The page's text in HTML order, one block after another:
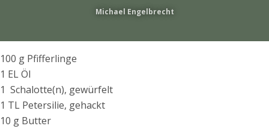
Michael Engelbrecht
100 g Pfifferlinge
1 EL Öl
1 Schalotte(n), gewürfelt
1 TL Petersilie, gehackt
10 g Butter